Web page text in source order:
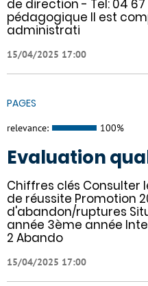
de direction - Tel: 04
pédagogique Il est
administrati
15/04/2025 17:00
PAGES
relevance: 100%
Evaluation
Chiffres clés Consulter
de réussite Promotion
d'abandon/ruptures
année 3ème année
2 Abando
15/04/2025 17:00